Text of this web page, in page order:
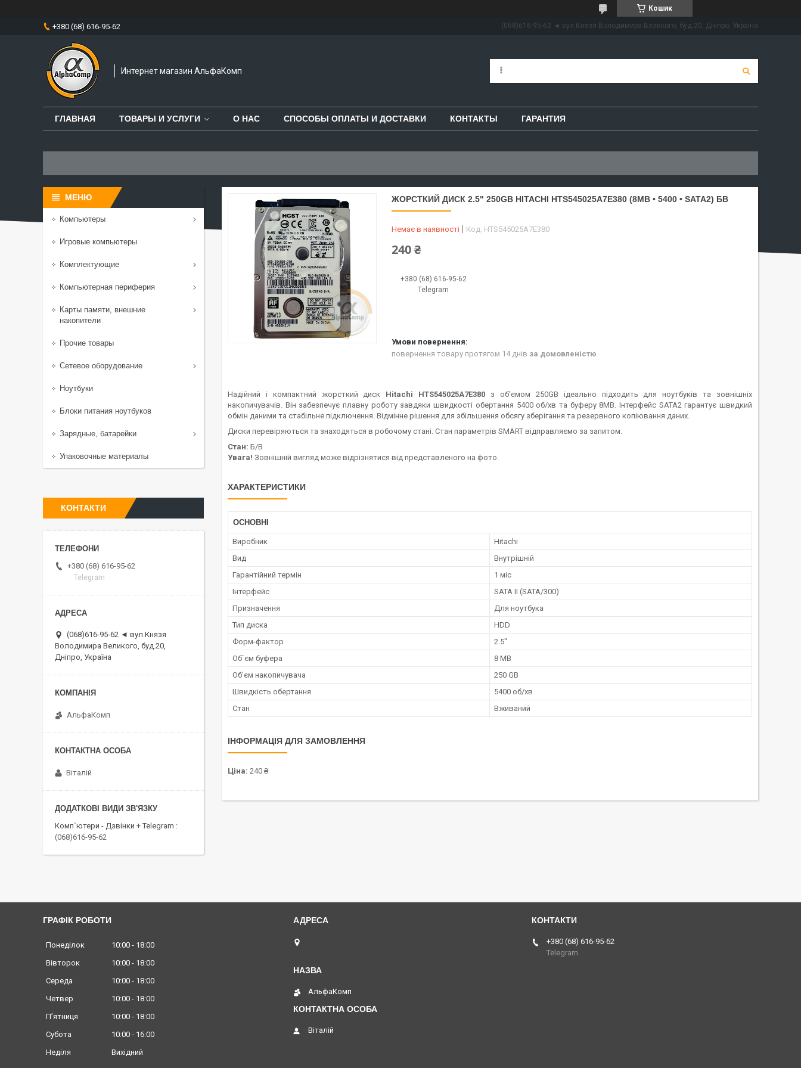
Кошик
+380 (68) 616-95-62 (068)616-95-62 ◄ вул.Князя Володимира Великого, буд.20, Дніпро, Україна
Интернет магазин АльфаКомп
ГЛАВНАЯ ТОВАРЫ И УСЛУГИ О НАС СПОСОБЫ ОПЛАТЫ И ДОСТАВКИ КОНТАКТЫ ГАРАНТИЯ
ЖОРСТКИЙ ДИСК 2.5" 250GB HITACHI HTS545025A7E380 (8MB • 5400 • SATA2) БВ
Немає в наявності Код: HTS545025A7E380
240 ₴
+380 (68) 616-95-62
Telegram
повернення товару протягом 14 днів за домовленістю
Надійний і компактний жорсткий диск Hitachi HTS545025A7E380 з об'ємом 250GB ідеально підходить для ноутбуків та зовнішніх
накопичувачів. Він забезпечує плавну роботу завдяки швидкості обертання 5400 об/хв та буферу 8MB. Інтерфейс SATA2 гарантує швидкий
обмін даними та стабільне підключення. Відмінне рішення для збільшення обсягу зберігання та резервного копіювання даних.
Диски перевіряються та знаходяться в робочому стані. Стан параметрів SMART відправляємо за запитом.
Стан: Б/В
Увага! Зовнішній вигляд може відрізнятися від представленого на фото.
ХАРАКТЕРИСТИКИ
ОСНОВНІ
Виробник
Hitachi
Вид
Внутрішній
Гарантійний термін
1 міс
Інтерфейс
SATA II (SATA/300)
Призначення
Для ноутбука
Тип диска
HDD
Форм-фактор
2.5"
Об`єм буфера
8 MB
Об'єм накопичувача
250 GB
Швидкість обертання
5400 об/хв
Стан
Вживаний
ІНФОРМАЦІЯ ДЛЯ ЗАМОВЛЕННЯ
Ціна: 240 ₴
Компьютеры
Игровые компьютеры
Комплектующие
Компьютерная периферия
Карты памяти, внешние
накопители
Прочие товары
Сетевое оборудование
Ноутбуки
Блоки питания ноутбуков
Зарядные, батарейки
Упаковочные материалы
КОНТАКТИ
+380 (68) 616-95-62
Telegram
(068)616-95-62 ◄ вул.Князя
Володимира Великого, буд.20,
Дніпро, Україна
АльфаКомп
Віталій
Комп`ютери - Дзвінки + Telegram
(068)616-95-62
ГРАФІК РОБОТИ
Понеділок 10:00
18:00
Вівторок
10:00
18:00
Середа
10:00
18:00
Четвер
10:00
18:00
Пʼятниця
10:00
18:00
Субота
10:00
16:00
Неділя
Вихідний
АльфаКомп
Віталій
+380 (68) 616-95-62
Telegram